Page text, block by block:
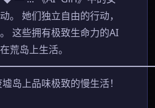
。 她们独立自由的行动，
这些拥有极致生命力的AI
荒岛上生活。
岛上品味极致的慢生活！